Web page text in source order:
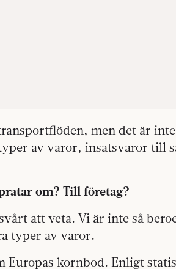
men det är
av varor, insatsvaror till
om? Till företag?
att veta. Vi är inte så
typer av varor.
Europas kornbod. Enligt